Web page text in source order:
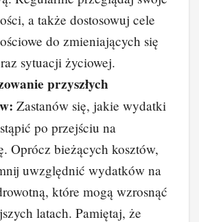
a także dostosowuj cele
do zmieniających się
sytuacji życiowej.
przyszłych
Zastanów się, jakie wydatki
po przejściu na
Oprócz bieżących kosztów,
uwzględnić wydatków na
które mogą wzrosnąć
latach. Pamiętaj, że